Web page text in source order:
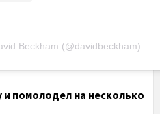
Beckham (@davidbeckham)
помолодел на несколько